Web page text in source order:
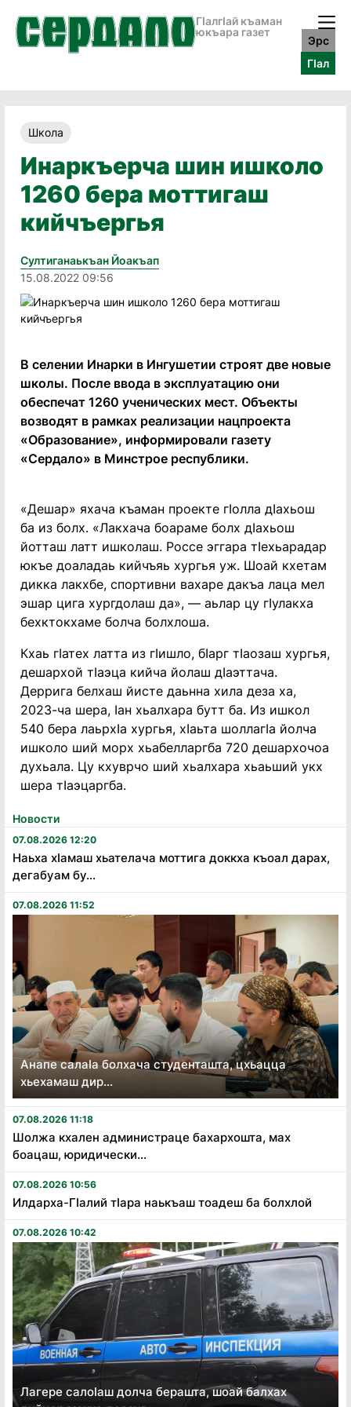
ГӀалгӀай къаман
юкъара газет
Эрс
ГӀал
Новости
07.08.2026 12:20
Наьха хӏамаш хьателача моттига доккха къоал дарах,
дегабуам бу...
07.08.2026 11:52
Анапе салаӏа болхача студенташта, цхьацца
хьехамаш дир...
07.08.2026 11:18
Шолжа кхален администраце бахархошта, мах
боацаш, юридически...
07.08.2026 10:56
Илдарха-Гӏалий тӏара наькъаш тоадеш ба болхлой
07.08.2026 10:42
Лагере салоӏаш долча берашта, шоай балхах
Школа
Инаркъерча шин ишколо
1260 бера моттигаш
кийчъергья
Султиганаькъан Йоакъап
15.08.2022 09:56
В селении Инарки в Ингушетии строят две новые
школы. После ввода в эксплуатацию они
обеспечат 1260 ученических мест. Объекты
возводят в рамках реализации нацпроекта
«Образование», информировали газету
«Сердало» в Минстрое республики.
«Дешар» яхача къаман проекте гIолла дIахьош
ба из болх. «Лакхача боараме болх дIахьош
йотташ латт ишколаш. Россе эггара тIехьарадар
юкъе доаладаь кийчъяь хургья уж. Шоай кхетам
дикка лакхбе, спортивни вахаре дакъа лаца мел
эшар цига хургдолаш да», — аьлар цу гIулакха
бехктокхаме болча болхлоша.
Кхаь гIатех латта из гIишло, бIарг тIаозаш хургья,
дешархой тIаэца кийча йолаш дIаэттача.
Деррига белхаш йисте даьнна хила деза ха,
2023-ча шера, Iан хьалхара бутт ба. Из ишкол
540 бера лаьрхIа хургья, хIаьта шоллагIа йолча
ишколо ший морх хьабелларгба 720 дешархочоа
духьала. Цу кхуврчо ший хьалхара хьаьший укх
шера тIаэцаргба.